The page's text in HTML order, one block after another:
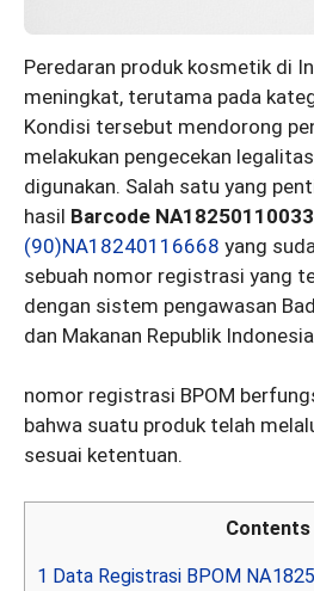
Peredaran produk kosmetik di
meningkat, terutama pada
Kondisi tersebut mendorong
melakukan pengecekan
digunakan. Salah satu yang
hasil Barcode NA18250110033
(90)NA18240116668 yang
sebuah nomor registrasi yang
dengan sistem pengawasan
dan Makanan Republik
nomor registrasi BPOM
bahwa suatu produk telah
sesuai ketentuan.
Contents
1 Data Registrasi BPOM